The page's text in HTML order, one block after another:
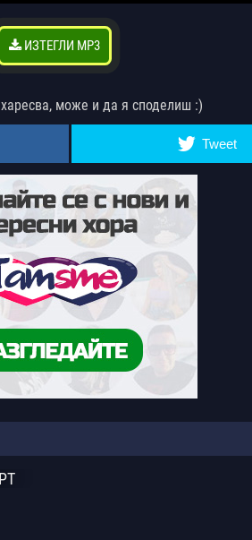
ИЗТЕГЛИ MP3
може и да я споделиш :)
Tweet